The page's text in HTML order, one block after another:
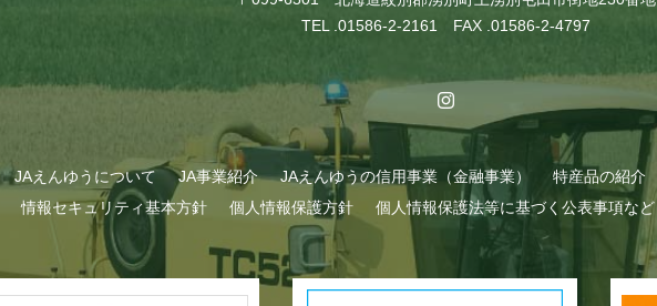
TEL .01586-2-2161 FAX .01586-2-4797
JAえんゆうについて JA事業紹介 JAえんゆうの信用事業（金融事業） 特産品の紹介
情報セキュリティ基本方針
個人情報保護方針 個人情報保護法等に基づく公表事項など